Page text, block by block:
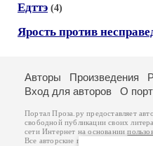
Едттэ (4)
Ярость против
Авторы Произведения
Вход для авторов
О
Портал Проза.ру предоставляет
свободной публикации своих
сети Интернет на основании
Все авторские права на